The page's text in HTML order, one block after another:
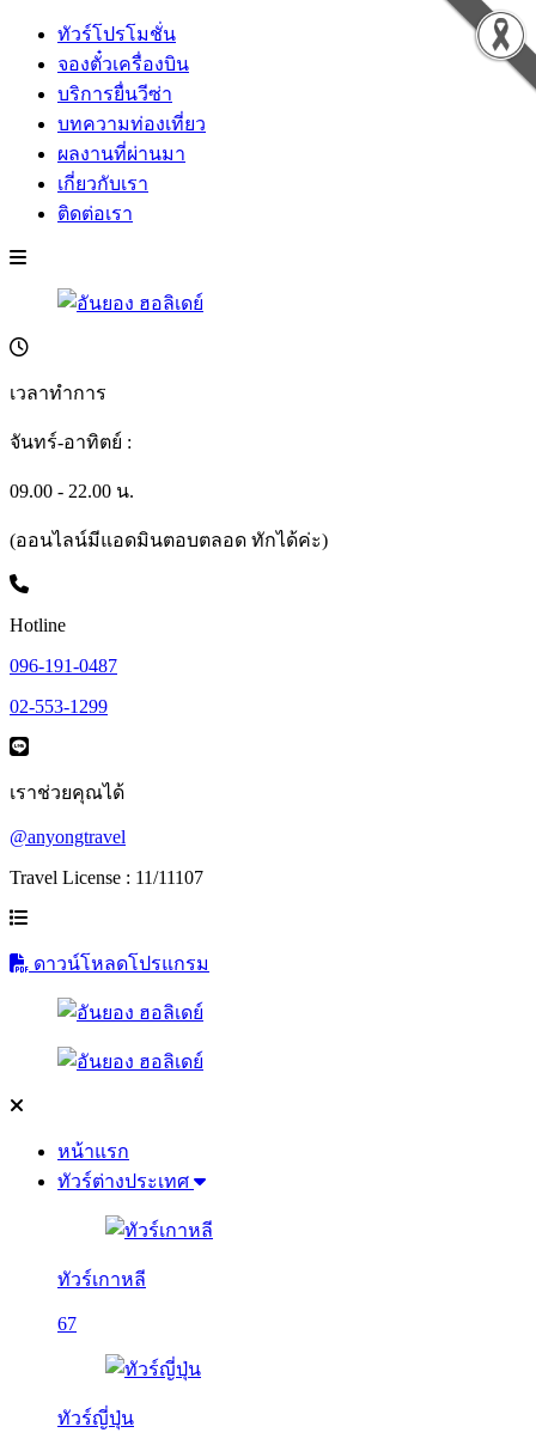
ทัวร์โปรโมชั่น
จองตั๋วเครื่องบิน
บริการยื่นวีซ่า
บทความท่องเที่ยว
ผลงานที่ผ่านมา
เกี่ยวกับเรา
ติดต่อเรา
เวลาทำการ
จันทร์-อาทิตย์ :
09.00 - 22.00 น.
(ออนไลน์มีแอดมินตอบตลอด ทักได้ค่ะ)
Hotline
096-191-0487
02-553-1299
เราช่วยคุณได้
@anyongtravel
Travel License : 11/11107
ดาวน์โหลดโปรแกรม
หน้าแรก
ทัวร์ต่างประเทศ
ทัวร์เกาหลี
67
ทัวร์ญี่ปุ่น